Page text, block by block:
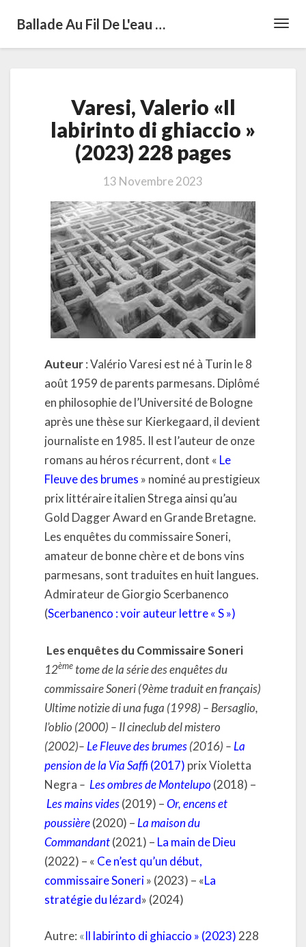
Ballade Au Fil De L'eau …
Valerio
«Il
labirinto
di
ghiaccio »
(2023)
pages
Varesi, Valerio «Il
labirinto di ghiaccio »
(2023) 228 pages
13 Novembre 2023
Auteur: Valério Varesi est né à Turin le 8
août 1959 de parents parmesans. Diplômé
en philosophie de l’Université de Bologne
après une thèse sur Kierkegaard, il devient
journaliste en 1985. Il est l’auteur de onze
romans au héros récurrent, dont « Le
Fleuve des brumes » nominé au prestigieux
prix littéraire italien Strega ainsi qu’au
Gold Dagger Award en Grande Bretagne.
Les enquêtes du commissaire Soneri,
amateur de bonne chère et de bons vins
parmesans, sont traduites en huit langues.
Admirateur de Giorgio Scerbanenco
(Scerbanenco : voir auteur lettre « S »)
Les enquêtes du Commissaire Soneri
12ème tome de la série des enquêtes du
commissaire Soneri (9ème traduit en français)
Ultime notizie di una fuga (1998) – Bersaglio,
l’oblio (2000) – Il cineclub del mistero
(2002)– Le Fleuve des brumes(2016) – La
pension de la Via Saffi (2017) prix Violetta
Negra – Les ombres de Montelupo (2018) –
Les mains vides(2019) –Or, encens et
poussière(2020) – La maison du
Commandant(2021) – La main de Dieu
(2022) – « Ce n’est qu’un début,
commissaire Soneri» (2023) – «La
stratégie du lézard» (2024)
Autre: «Il labirinto di ghiaccio » (2023) 228